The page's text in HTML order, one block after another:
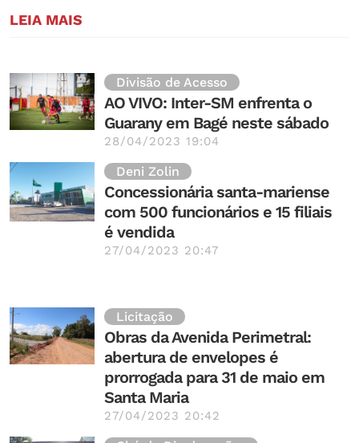
LEIA MAIS
Divisão de Acesso
AO VIVO: Inter-SM enfrenta o
Guarany em Bagé neste sábado
28/04/2023 19:04
Deni Zolin
Concessionária santa-mariense
com 500 funcionários e 15 filiais
é vendida
27/04/2023 20:47
Licitação
Obras da Avenida Perimetral:
abertura de envelopes é
prorrogada para 31 de maio em
Santa Maria
27/04/2023 20:42